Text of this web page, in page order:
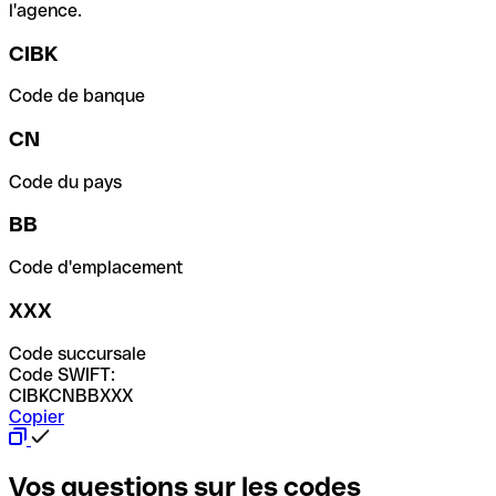
l'agence.
CIBK
Code de banque
CN
Code du pays
BB
Code d'emplacement
XXX
Code succursale
Code SWIFT:
CIBKCNBBXXX
Copier
Vos questions sur les codes